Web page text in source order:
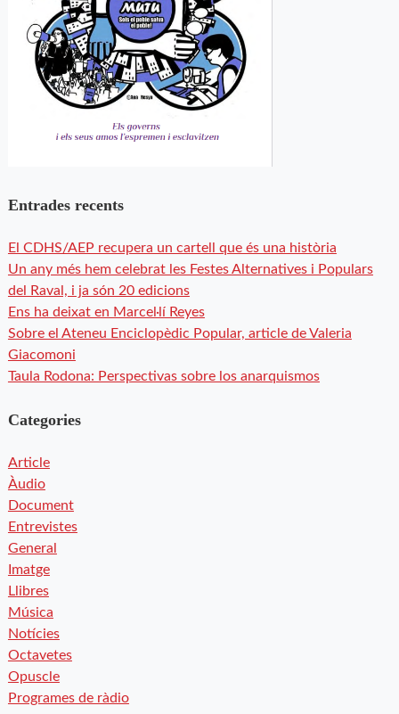
Entrades recents
El CDHS/AEP recupera un cartell que és una història
Un any més hem celebrat les Festes Alternatives i Populars
del Raval, i ja són 20 edicions
Ens ha deixat en Marcel·lí Reyes
Sobre el Ateneu Enciclopèdic Popular, article de Valeria
Giacomoni
Taula Rodona: Perspectivas sobre los anarquismos
Categories
Article
Àudio
Document
Entrevistes
General
Imatge
Llibres
Música
Notícies
Octavetes
Opuscle
Programes de ràdio